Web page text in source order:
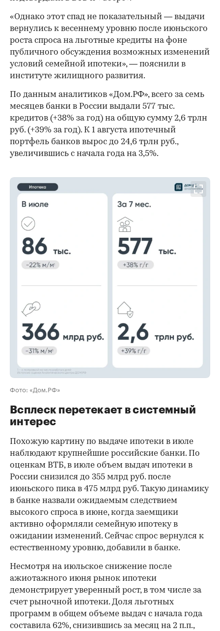
«Однако этот спад не показательный — выдачи
вернулись к весеннему уровню после июньского
роста спроса на льготные кредиты на фоне
публичного обсуждения возможных изменений
условий семейной ипотеки», — пояснили в
институте жилищного развития.
По данным аналитиков «Дом.РФ», всего за семь
месяцев банки в России выдали 577 тыс.
кредитов (+38% за год) на общую сумму 2,6 трлн
руб. (+39% за год). К 1 августа ипотечный
портфель банков вырос до 24,6 трлн руб.,
увеличившись с начала года на 3,5%.
Фото: «Дом.РФ»
Всплеск перетекает в системный
интерес
Похожую картину по выдаче ипотеки в июле
наблюдают крупнейшие российские банки. По
оценкам ВТБ, в июле объем выдач ипотеки в
России снизился до 355 млрд руб. после
июньского пика в 475 млрд руб. Такую динамику
в банке назвали ожидаемым следствием
высокого спроса в июне, когда заемщики
активно оформляли семейную ипотеку в
ожидании изменений. Сейчас спрос вернулся к
естественному уровню, добавили в банке.
Несмотря на июльское снижение после
ажиотажного июня рынок ипотеки
демонстрирует уверенный рост, в том числе за
счет рыночной ипотеки. Доля льготных
программ в общем объеме выдач с начала года
составила 62%, снизившись за месяц на 2 п.п.,